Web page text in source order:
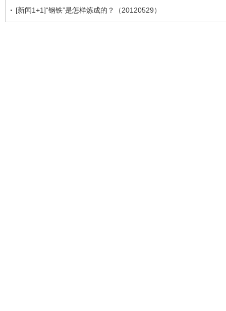
[新闻1+1]“钢铁”是怎样炼成的？（20120529）